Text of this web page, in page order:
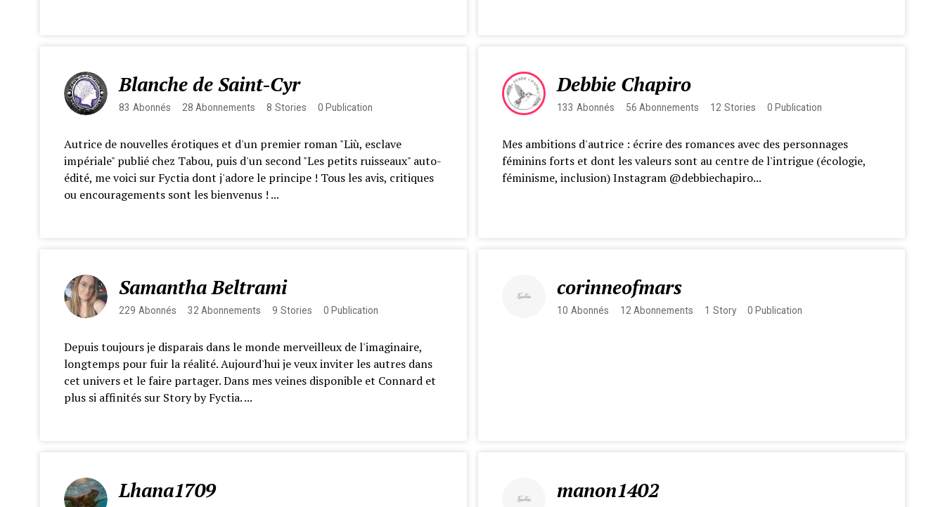
Blanche de Saint-Cyr
83 Abonnés 28 Abonnements 8 Stories 0 Publication
Autrice de nouvelles érotiques et d'un premier roman "Liù, esclave
impériale" publié chez Tabou, puis d'un second "Les petits ruisseaux" auto-
édité, me voici sur Fyctia dont j'adore le principe ! Tous les avis, critiques
ou encouragements sont les bienvenus ! ...
Debbie Chapiro
133 Abonnés 56 Abonnements 12 Stories 0 Publication
Mes ambitions d'autrice : écrire des romances avec des personnages
féminins forts et dont les valeurs sont au centre de l'intrigue (écologie,
féminisme, inclusion) Instagram @debbiechapiro...
Samantha Beltrami
229 Abonnés 32 Abonnements 9 Stories 0 Publication
Depuis toujours je disparais dans le monde merveilleux de l'imaginaire,
longtemps pour fuir la réalité. Aujourd'hui je veux inviter les autres dans
cet univers et le faire partager. Dans mes veines disponible et Connard et
plus si affinités sur Story by Fyctia. ...
corinneofmars
10 Abonnés 12 Abonnements 1 Story 0 Publication
Lhana1709 manon1402